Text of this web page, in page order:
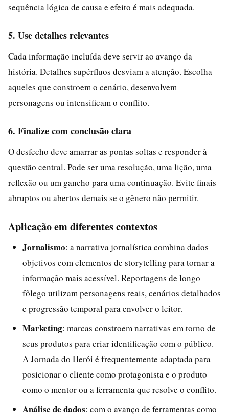
sequência lógica de causa e efeito é mais adequada.
5. Use detalhes relevantes
Cada informação incluída deve servir ao avanço da
história. Detalhes supérfluos desviam a atenção. Escolha
aqueles que constroem o cenário, desenvolvem
personagens ou intensificam o conflito.
6. Finalize com conclusão clara
O desfecho deve amarrar as pontas soltas e responder à
questão central. Pode ser uma resolução, uma lição, uma
reflexão ou um gancho para uma continuação. Evite finais
abruptos ou abertos demais se o gênero não permitir.
Aplicação em diferentes contextos
Jornalismo: a narrativa jornalística combina dados
objetivos com elementos de storytelling para tornar a
informação mais acessível. Reportagens de longo
fôlego utilizam personagens reais, cenários detalhados
e progressão temporal para envolver o leitor.
Marketing: marcas constroem narrativas em torno de
seus produtos para criar identificação com o público.
A Jornada do Herói é frequentemente adaptada para
posicionar o cliente como protagonista e o produto
como o mentor ou a ferramenta que resolve o conflito.
Análise de dados: com o avanço de ferramentas como